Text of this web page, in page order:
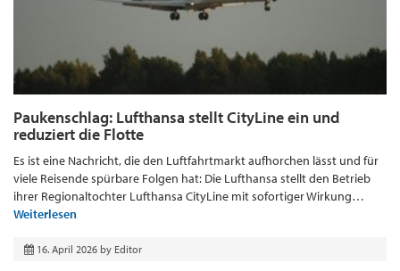
Paukenschlag: Lufthansa stellt CityLine ein und
reduziert die Flotte
Es ist eine Nachricht, die den Luftfahrtmarkt aufhorchen lässt und für
viele Reisende spürbare Folgen hat: Die Lufthansa stellt den Betrieb
ihrer Regionaltochter Lufthansa CityLine mit sofortiger Wirkung…
Weiterlesen
16. April 2026 by Editor